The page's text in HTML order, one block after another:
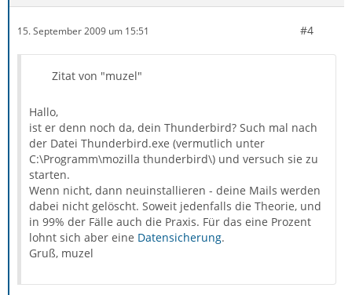
15. September 2009 um 15:51 #4
Zitat von "muzel"
Hallo,
ist er denn noch da, dein Thunderbird? Such mal nach
der Datei Thunderbird.exe (vermutlich unter
C:\Programm\mozilla thunderbird\) und versuch sie zu
starten.
Wenn nicht, dann neuinstallieren - deine Mails werden
dabei nicht gelöscht. Soweit jedenfalls die Theorie, und
in 99% der Fälle auch die Praxis. Für das eine Prozent
lohnt sich aber eine Datensicherung.
Gruß, muzel